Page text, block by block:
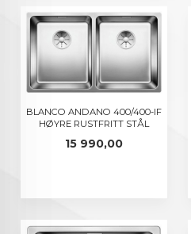
BLANCO ANDANO 400/400-IF
HØYRE RUSTFRITT STÅL
Pris
15 990,00